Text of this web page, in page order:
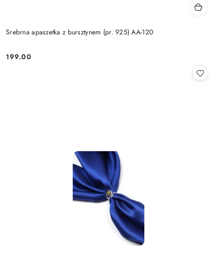
Srebrna apaszetka z bursztynem (pr. 925) AA-120
Cena:
199.00